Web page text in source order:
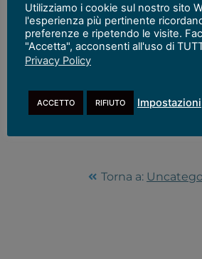
DICHIARAZIONE SULL’INSUSSISTENZA DI
INCONFERIBILITA’ E DI
DICHIARAZIONE DI NEGATO CONSENSO
2° GRADO ALLA PUBBLICAZIONE DEI DATI
Torna a:
Utilizziamo i cookie sul nostro sito
l'esperienza più pertinente
preferenze e ripetendo le visite.
"Accetta", acconsenti all'uso di
Privacy Policy
ACCETTO RIFIUTO Impostazioni